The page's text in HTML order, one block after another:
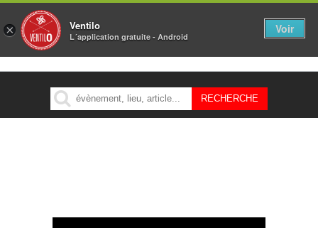
MENU
× Ventilo
L´application gratuite - Android
Voir